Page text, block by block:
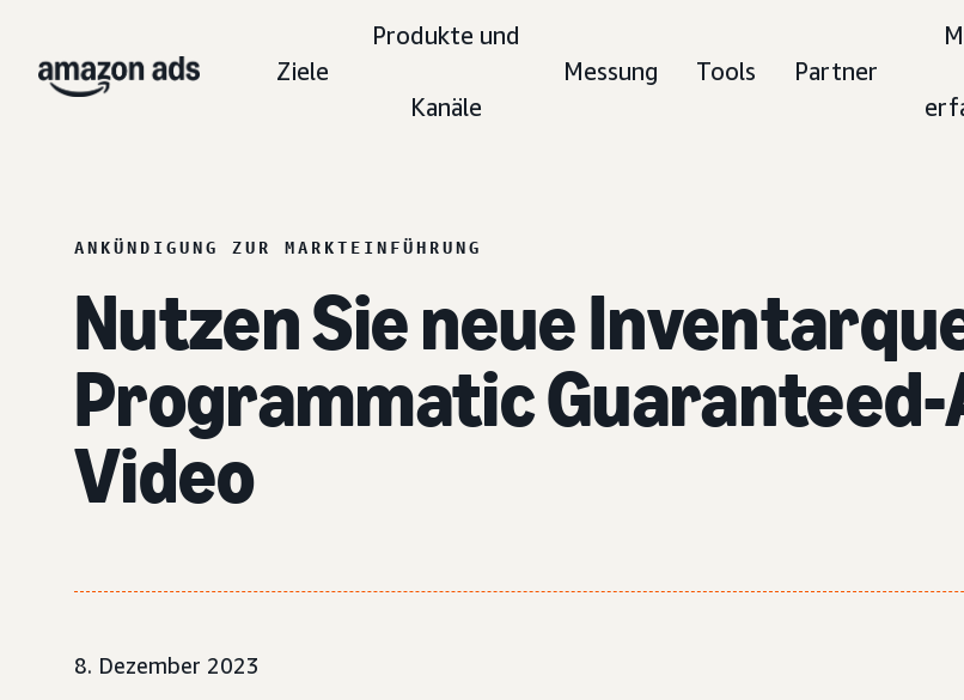
Ziele
Produkte und
Kanäle
Messung Tools Partner
ANKÜNDIGUNG ZUR MARKTEINFÜHRUNG
Nutzen Sie neue
Programmatic
Video
8. Dezember 2023